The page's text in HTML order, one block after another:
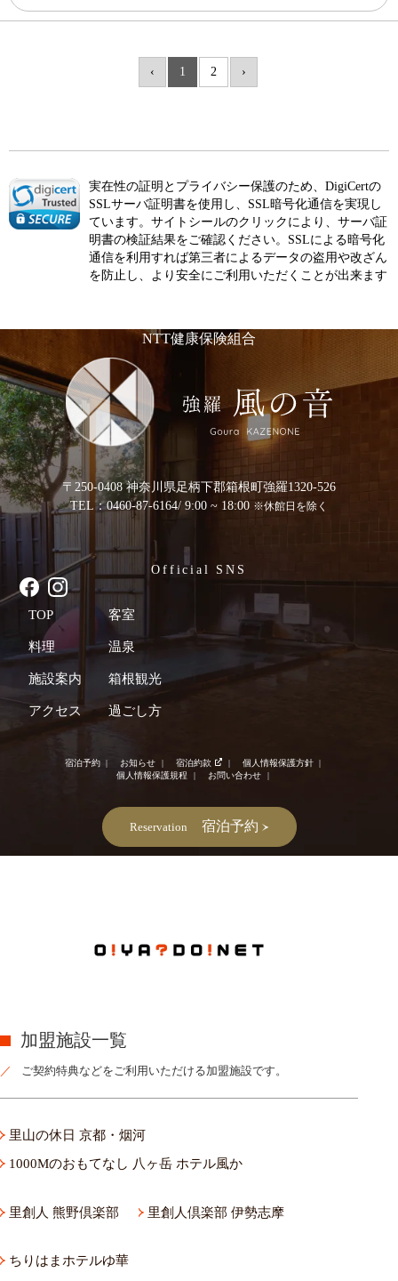
‹ 1 2 ›
実在性の証明とプライバシー保護のため、DigiCertの
SSLサーバ証明書を使用し、SSL暗号化通信を実現し
ています。サイトシールのクリックにより、サーバ証
明書の検証結果をご確認ください。SSLによる暗号化
通信を利用すれば第三者によるデータの盗用や改ざん
を防止し、より安全にご利用いただくことが出来ます
NTT健康保険組合
〒250-0408 神奈川県足柄下郡箱根町強羅1320-526
TEL：0460-87-6164/ 9:00 ~ 18:00 ※休館日を除く
Official SNS
TOP 客室
料理 温泉
施設案内 箱根観光
アクセス 過ごし方
宿泊予約 お知らせ 宿泊約款
個人情報保護方針
個人情報保護規程
お問い合わせ
Reservation 宿泊予約
加盟施設一覧
ご契約特典などをご利用いただける加盟施設です。
里山の休日 京都・烟河
1000Mのおもてなし 八ヶ岳 ホテル風か
里創人 熊野倶楽部 里創人倶楽部 伊勢志摩
ちりはまホテルゆ華